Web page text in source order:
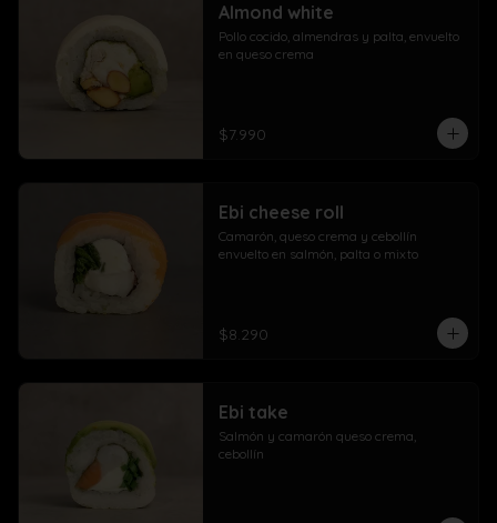
Almond white
Pollo cocido, almendras y palta, envuelto
en queso crema
$7.990
Ebi cheese roll
Camarón, queso crema y cebollín
envuelto en salmón, palta o mixto
$8.290
Ebi take
Salmón y camarón queso crema,
cebollín